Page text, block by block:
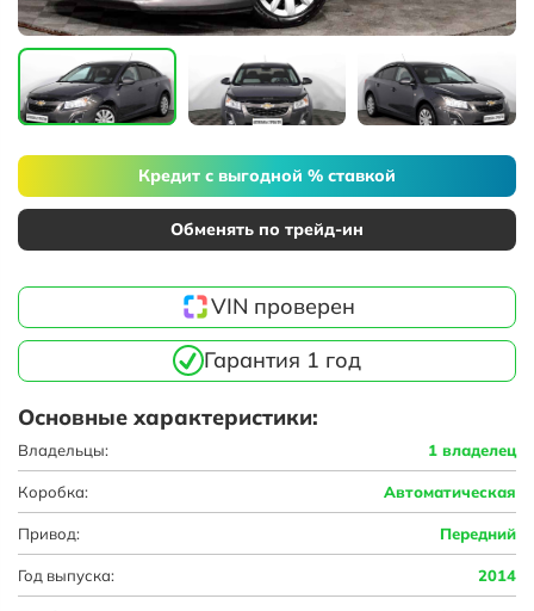
Кредит с выгодной % ставкой
Обменять по трейд-ин
VIN проверен
Гарантия 1 год
Основные характеристики:
Владельцы: 1 владелец
Коробка: Автоматическая
Привод: Передний
Год выпуска: 2014